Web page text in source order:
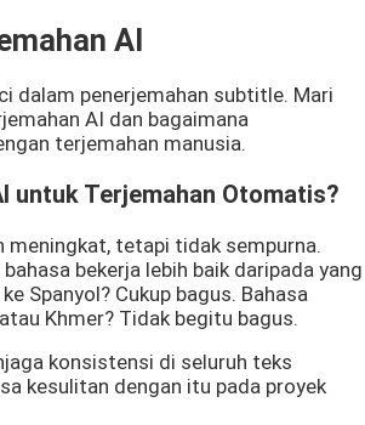
AI
dalam penerjemahan subtitle. Mari
AI dan bagaimana
terjemahan manusia.
untuk Terjemahan Otomatis?
meningkat, tetapi tidak sempurna.
bekerja lebih baik daripada yang
Spanyol? Cukup bagus. Bahasa
Khmer? Tidak begitu bagus.
konsistensi di seluruh teks
kesulitan dengan itu pada proyek